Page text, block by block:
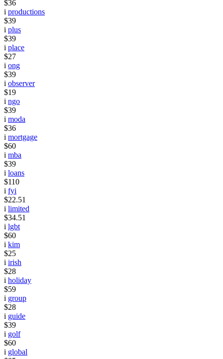
$36
i productions
$39
i plus
$39
i place
$27
i ong
$39
i observer
$19
i ngo
$39
i moda
$36
i mortgage
$60
i mba
$39
i loans
$110
i fyi
$22.51
i limited
$34.51
i lgbt
$60
i kim
$25
i irish
$28
i holiday
$59
i group
$28
i guide
$39
i golf
$60
i global